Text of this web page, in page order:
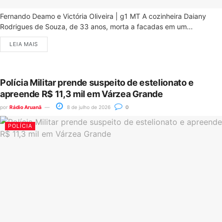
Fernando Deamo e Victória Oliveira | g1 MT A cozinheira Daiany
Rodrigues de Souza, de 33 anos, morta a facadas em um...
LEIA MAIS
Polícia Militar prende suspeito de estelionato e
apreende R$ 11,3 mil em Várzea Grande
por Rádio Aruanã 8 de julho de 2026 0
POLÍCIA